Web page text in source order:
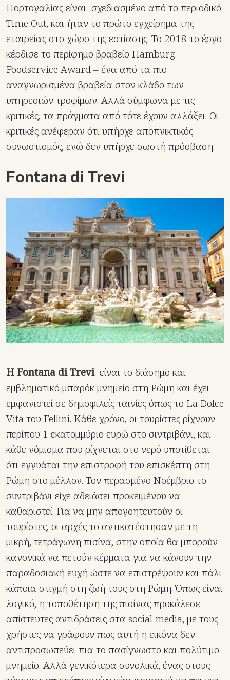
Πορτογαλίας είναι σχεδιασμένο από το περιοδικό
Time Out, και ήταν το πρώτο εγχείρημα της
εταιρείας στο χώρο της εστίασης. Το 2018 το έργο
κέρδισε το περίφημο βραβείο Hamburg
Foodservice Award – ένα από τα πιο
αναγνωρισμένα βραβεία στον κλάδο των
υπηρεσιών τροφίμων. Αλλά σύμφωνα με τις
κριτικές, τα πράγματα από τότε έχουν αλλάξει. Οι
κριτικές ανέφεραν ότι υπήρχε αποπνικτικός
συνωστισμός, ενώ δεν υπήρχε σωστή πρόσβαση.
Fontana di Trevi
Η Fontana di Trevi είναι το διάσημο και
εμβληματικό μπαρόκ μνημείο στη Ρώμη και έχει
εμφανιστεί σε δημοφιλείς ταινίες όπως το La Dolce
Vita του Fellini. Κάθε χρόνο, οι τουρίστες ρίχνουν
περίπου 1 εκατομμύριο ευρώ στο σιντριβάνι, και
κάθε νόμισμα που ρίχνεται στο νερό υποτίθεται
ότι εγγυάται την επιστροφή του επισκέπτη στη
Ρώμη στο μέλλον. Τον περασμένο Νοέμβριο το
συντριβάνι είχε αδειάσει προκειμένου να
καθαριστεί. Για να μην απογοητευτούν οι
τουρίστες, οι αρχές το αντικατέστησαν με τη
μικρή, τετράγωνη πισίνα, στην οποία θα μπορούν
κανονικά να πετούν κέρματα για να κάνουν την
παραδοσιακή ευχή ώστε να επιστρέψουν και πάλι
κάποια στιγμή στη ζωή τους στη Ρώμη. Όπως είναι
λογικό, η τοποθέτηση της πισίνας προκάλεσε
απίστευτες αντιδράσεις στα social media, με τους
χρήστες να γράφουν πως αυτή η εικόνα δεν
αντιπροσωπεύει πια το πασίγνωστο και πολύτιμο
μνημείο. Αλλά γενικότερα συνολικά, ένας στους